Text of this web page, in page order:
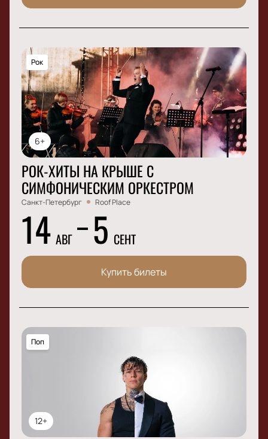
6+
Рок
РОК-ХИТЫ НА КРЫШЕ С
СИМФОНИЧЕСКИМ ОРКЕСТРОМ
Санкт-Петербург Roof Place
14 АВГ 5 СЕНТ
Купить билеты
12+
Поп